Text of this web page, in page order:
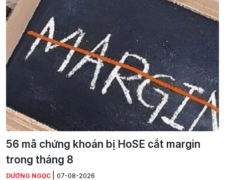
56 mã chứng khoán bị HoSE cắt margin
trong tháng 8
DƯƠNG NGỌC 07-08-2026